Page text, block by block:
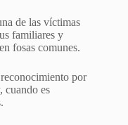
de las víctimas
familiares y
fosas comunes.
por
cuando es